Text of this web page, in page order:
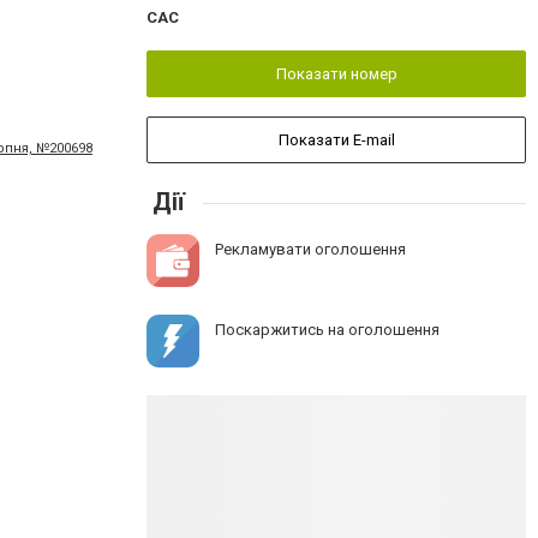
№200698
CAC
Показати номер
Показати E-mail
Дії
Рекламувати оголошення
Поскаржитись на оголошення